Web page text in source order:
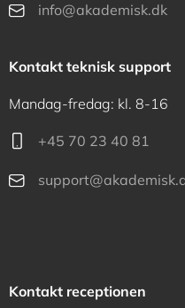
info@akademisk.dk
Kontakt teknisk support
Mandag-fredag: kl. 8-16
+45 70 23 40 81
Kontakt receptionen